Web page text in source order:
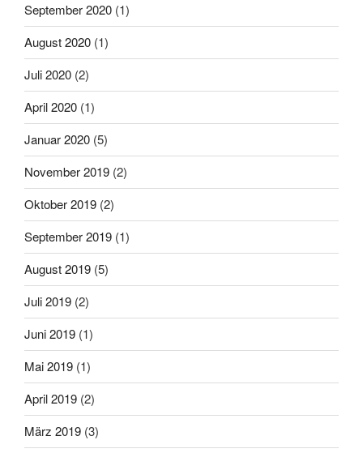
September 2020 (1)
August 2020 (1)
Juli 2020 (2)
April 2020 (1)
Januar 2020 (5)
November 2019 (2)
Oktober 2019 (2)
September 2019 (1)
August 2019 (5)
Juli 2019 (2)
Juni 2019 (1)
Mai 2019 (1)
April 2019 (2)
März 2019 (3)